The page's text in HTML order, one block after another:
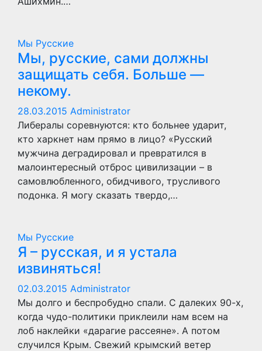
Мы Русские
Мы, русские, сами должны
защищать себя. Больше —
некому.
28.03.2015 Administrator
Либералы соревнуются: кто больнее ударит,
кто харкнет нам прямо в лицо? «Русский
мужчина деградировал и превратился в
малоинтересный отброс цивилизации – в
самовлюбленного, обидчивого, трусливого
подонка. Я могу сказать твердо,…
Мы Русские
Я – русская, и я устала
извиняться!
02.03.2015 Administrator
Мы долго и беспробудно спали. С далеких 90-х,
когда чудо-политики приклеили нам всем на
лоб наклейки «дарагие рассеяне». А потом
случился Крым. Свежий крымский ветер